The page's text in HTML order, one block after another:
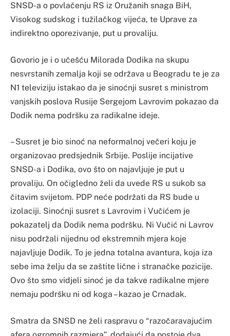
SNSD-a o povlačenju RS iz Oružanih snaga BiH,
Visokog sudskog i tužilačkog vijeća, te Uprave za
indirektno oporezivanje, put u provaliju.
Govorio je i o učešću Milorada Dodika na skupu
nesvrstanih zemalja koji se održava u Beogradu te je za
N1 televiziju istakao da je sinoćnji susret s ministrom
vanjskih poslova Rusije Sergejom Lavrovim pokazao da
Dodik nema podršku za radikalne ideje.
– Susret je bio sinoć na neformalnoj večeri koju je
organizovao predsjednik Srbije. Poslije incijative
SNSD-a i Dodika, ovo što on najavljuje je put u
provaliju. On očigledno želi da uvede RS u sukob sa
čitavim svijetom. PDP neće podržati da RS bude u
izolaciji. Sinoćnji susret s Lavrovim i Vučićem je
pokazatelj da Dodik nema podršku. Ni Vučić ni Lavrov
nisu podržali nijednu od ekstremnih mjera koje
najavljuje Dodik. To je jedna totalna avantura, koja iza
sebe ima želju da se zaštite lične i stranačke pozicije.
Ovo što smo vidjeli sinoć je da takve radikalne mjere
nemaju podršku ni od koga – kazao je Crnadak.
Smatra da SNSD ne želi raspravu o “razočaravajućim